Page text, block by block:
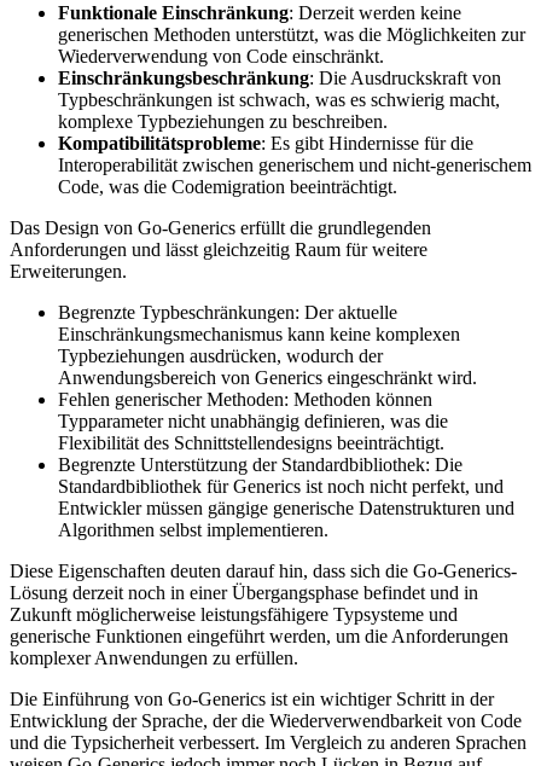
Funktionale Einschränkung: Derzeit werden keine
generischen Methoden unterstützt, was die Möglichkeiten zur
Wiederverwendung von Code einschränkt.
Einschränkungsbeschränkung: Die Ausdruckskraft von
Typbeschränkungen ist schwach, was es schwierig macht,
komplexe Typbeziehungen zu beschreiben.
Kompatibilitätsprobleme: Es gibt Hindernisse für die
Interoperabilität zwischen generischem und nicht-generischem
Code, was die Codemigration beeinträchtigt.
Das Design von Go-Generics erfüllt die grundlegenden
Anforderungen und lässt gleichzeitig Raum für weitere
Erweiterungen.
Begrenzte Typbeschränkungen: Der aktuelle
Einschränkungsmechanismus kann keine komplexen
Typbeziehungen ausdrücken, wodurch der
Anwendungsbereich von Generics eingeschränkt wird.
Fehlen generischer Methoden: Methoden können
Typparameter nicht unabhängig definieren, was die
Flexibilität des Schnittstellendesigns beeinträchtigt.
Begrenzte Unterstützung der Standardbibliothek: Die
Standardbibliothek für Generics ist noch nicht perfekt, und
Entwickler müssen gängige generische Datenstrukturen und
Algorithmen selbst implementieren.
Diese Eigenschaften deuten darauf hin, dass sich die Go-Generics-
Lösung derzeit noch in einer Übergangsphase befindet und in
Zukunft möglicherweise leistungsfähigere Typsysteme und
generische Funktionen eingeführt werden, um die Anforderungen
komplexer Anwendungen zu erfüllen.
Die Einführung von Go-Generics ist ein wichtiger Schritt in der
Entwicklung der Sprache, der die Wiederverwendbarkeit von Code
und die Typsicherheit verbessert. Im Vergleich zu anderen Sprachen